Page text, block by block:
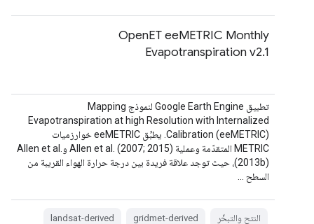
OpenET eeMETRIC Monthly
Evapotranspiration v2.1
تطبيق Google Earth Engine لنموذج Mapping
Evapotranspiration at high Resolution with Internalized
Calibration (eeMETRIC). يطبِّق eeMETRIC خوارزميات
METRIC المتقدّمة وعملية Allen et al. (2007; 2015) وAllen et al.
(2013b)، حيث توجد علاقة فريدة بين درجة حرارة الهواء القريبة من
السطح …
النتح والتبخّر gridmet-derived
landsat-derived